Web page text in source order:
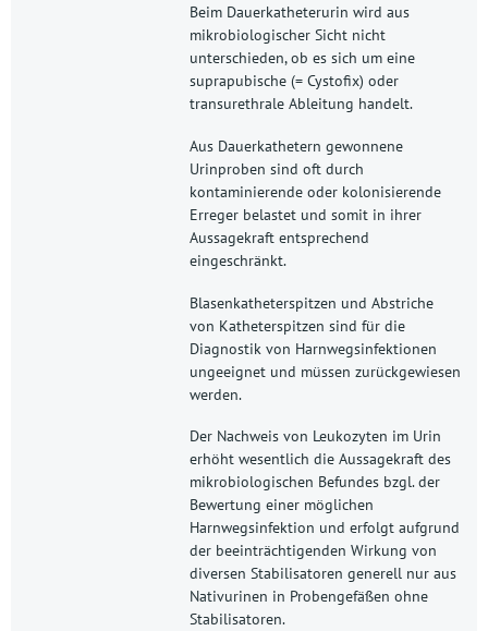
Beim Dauerkatheterurin wird aus
mikrobiologischer Sicht nicht
unterschieden, ob es sich um eine
suprapubische (= Cystofix) oder
transurethrale Ableitung handelt.
Aus Dauerkathetern gewonnene
Urinproben sind oft durch
kontaminierende oder kolonisierende
Erreger belastet und somit in ihrer
Aussagekraft entsprechend
eingeschränkt.
Blasenkatheterspitzen und Abstriche
von Katheterspitzen sind für die
Diagnostik von Harnwegsinfektionen
ungeeignet und müssen zurückgewiesen
werden.
Der Nachweis von Leukozyten im Urin
erhöht wesentlich die Aussagekraft des
mikrobiologischen Befundes bzgl. der
Bewertung einer möglichen
Harnwegsinfektion und erfolgt aufgrund
der beeinträchtigenden Wirkung von
diversen Stabilisatoren generell nur aus
Nativurinen in Probengefäßen ohne
Stabilisatoren.